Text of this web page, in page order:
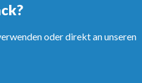
oder direkt an unseren